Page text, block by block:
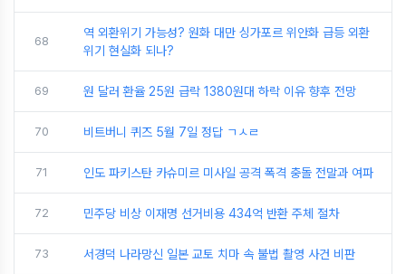
68
역 외환위기 가능성? 원화 대만 싱가포르 위안화 급등 외환
위기 현실화 되나?
69 원 달러 환율 25원 급락 1380원대 하락 이유 향후 전망
70 비트버니 퀴즈 5월 7일 정답 ㄱㅅㄹ
71 인도 파키스탄 카슈미르 미사일 공격 폭격 충돌 전말과 여파
72 민주당 비상 이재명 선거비용 434억 반환 주체 절차
73 서경덕 나라망신 일본 교토 치마 속 불법 촬영 사건 비판